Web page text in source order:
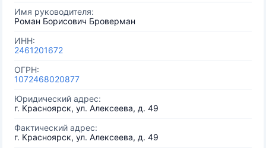
Имя руководителя:
Роман Борисович Броверман
ИНН:
2461201672
ОГРН:
1072468020877
Юридический адрес:
г. Красноярск, ул. Алексеева, д. 49
Фактический адрес:
г. Красноярск, ул. Алексеева, д. 49